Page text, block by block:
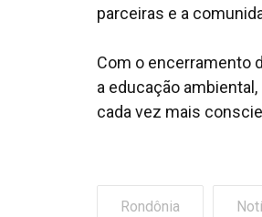
parceiras e a
Com o encerramento
a educação
cada vez mais
Rondônia